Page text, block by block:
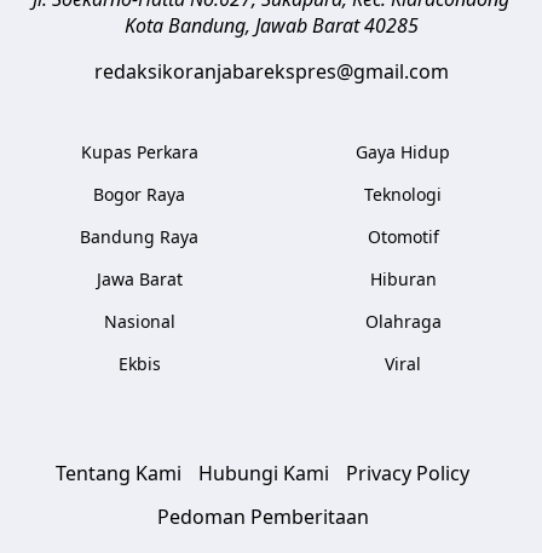
Kota Bandung, Jawab Barat 40285
redaksikoranjabarekspres@gmail.com
Kupas Perkara
Bogor Raya
Bandung Raya
Jawa Barat
Nasional
Ekbis
Gaya Hidup
Teknologi
Otomotif
Hiburan
Olahraga
Viral
Tentang Kami Hubungi Kami
Privacy Policy
Pedoman Pemberitaan